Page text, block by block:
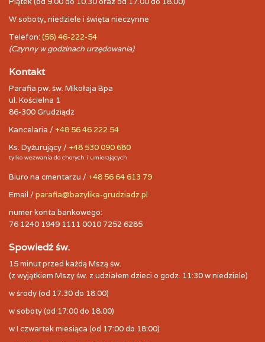
W soboty, niedziele i święta nieczynne
Telefon: (56) 46-222-54
(Czynny w godzinach urzędowania)
Kontakt
Parafia pw. św. Mikołaja Bpa
ul. Kościelna 1
86-300 Grudziądz
Kancelaria / +48 56 46 222 54
Ks. Dyżurujący / +48 530 090 680
tylko wezwania do chorych i umierających
Biuro na cmentarzu / +48 56 64 613 79
Email /parafia@bazylika-grudziadz.pl
numer konta bankowego:
76 1240 1949 1111 0010 7252 6285
Spowiedź św.
15 minut przed każdą Mszą św.
(z wyjątkiem Mszy św. z udziałem dzieci o godz. 11:30 w niedziele)
w środy (od 17.30 do 18.00)
w soboty (od 17:00 do 18.00)
w I czwartek miesiąca (od 17:00 do 18:00)